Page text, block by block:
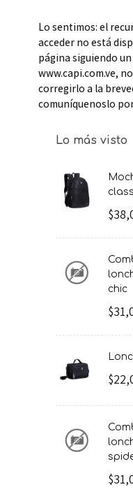
Lo sentimos: el
acceder no está
página siguiendo
www.capi.com.ve,
corregirlo a la
comuníquenoslo
Lo más visto
mochila / morral grande
combo mochila/morral +
chic
combo mochila/morral +